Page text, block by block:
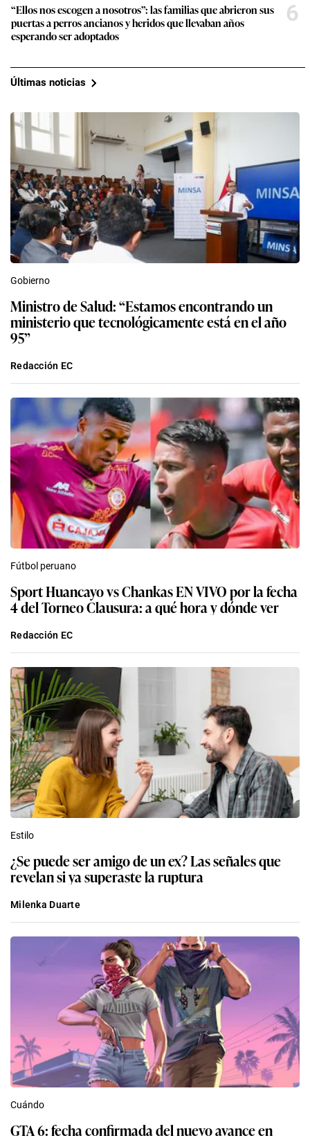
“Ellos nos escogen a nosotros”: las familias que abrieron sus
puertas a perros ancianos y heridos que llevaban años
esperando ser adoptados
6
Últimas noticias
Gobierno
Ministro de Salud: “Estamos encontrando un
ministerio que tecnológicamente está en el año
95”
Redacción EC
Fútbol peruano
Sport Huancayo vs Chankas EN VIVO por la fecha
4 del Torneo Clausura: a qué hora y dónde ver
Redacción EC
Estilo
¿Se puede ser amigo de un ex? Las señales que
revelan si ya superaste la ruptura
Milenka Duarte
Cuándo
GTA 6: fecha confirmada del nuevo avance en